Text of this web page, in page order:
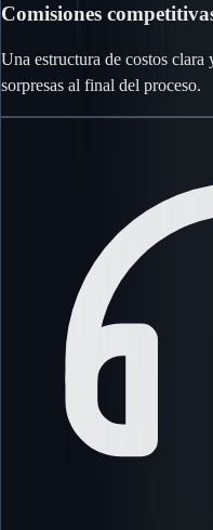
Comisiones
Una estructura de costos clara
sorpresas al final del proceso.